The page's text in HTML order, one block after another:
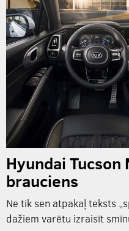
Hyundai Tucson
brauciens
Ne tik sen atpakaļ teksts
dažiem varētu izraisīt